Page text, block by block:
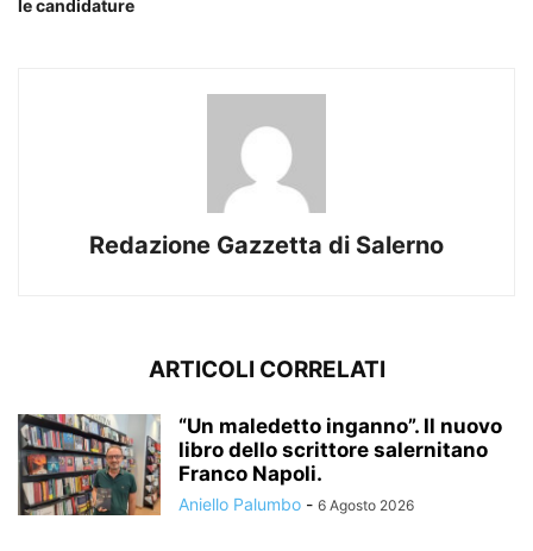
le candidature
Redazione Gazzetta di Salerno
ARTICOLI CORRELATI
“Un maledetto inganno”. Il nuovo
libro dello scrittore salernitano
Franco Napoli.
Aniello Palumbo - 6 Agosto 2026